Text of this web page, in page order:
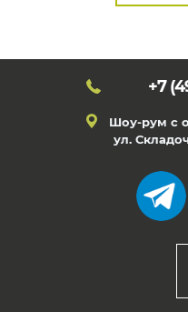
+7
Шоу-рум с
ул.